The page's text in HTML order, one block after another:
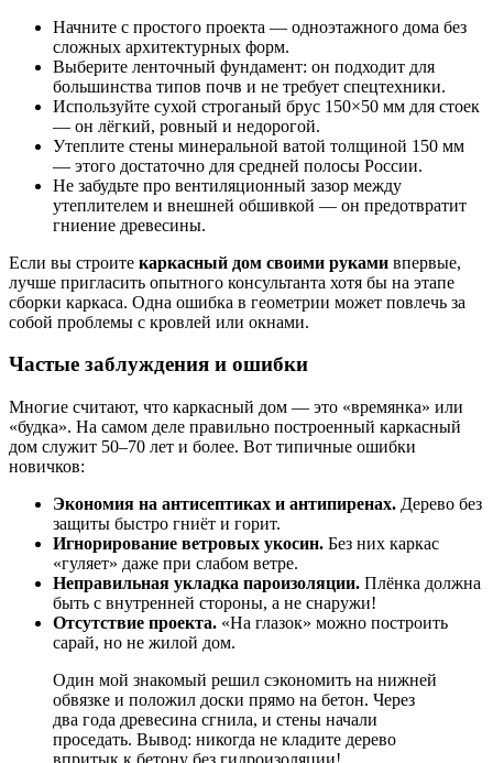
Начните с простого проекта — одноэтажного дома без
сложных архитектурных форм.
Выберите ленточный фундамент: он подходит для
большинства типов почв и не требует спецтехники.
Используйте сухой строганый брус 150×50 мм для стоек
— он лёгкий, ровный и недорогой.
Утеплите стены минеральной ватой толщиной 150 мм
— этого достаточно для средней полосы России.
Не забудьте про вентиляционный зазор между
утеплителем и внешней обшивкой — он предотвратит
гниение древесины.
Если вы строите каркасный дом своими руками впервые,
лучше пригласить опытного консультанта хотя бы на этапе
сборки каркаса. Одна ошибка в геометрии может повлечь за
собой проблемы с кровлей или окнами.
Частые заблуждения и ошибки
Многие считают, что каркасный дом — это «времянка» или
«будка». На самом деле правильно построенный каркасный
дом служит 50–70 лет и более. Вот типичные ошибки
новичков:
Экономия на антисептиках и антипиренах. Дерево без
защиты быстро гниёт и горит.
Игнорирование ветровых укосин. Без них каркас
«гуляет» даже при слабом ветре.
Неправильная укладка пароизоляции. Плёнка должна
быть с внутренней стороны, а не снаружи!
Отсутствие проекта. «На глазок» можно построить
сарай, но не жилой дом.
Один мой знакомый решил сэкономить на нижней
обвязке и положил доски прямо на бетон. Через
два года древесина сгнила, и стены начали
проседать. Вывод: никогда не кладите дерево
впритык к бетону без гидроизоляции!